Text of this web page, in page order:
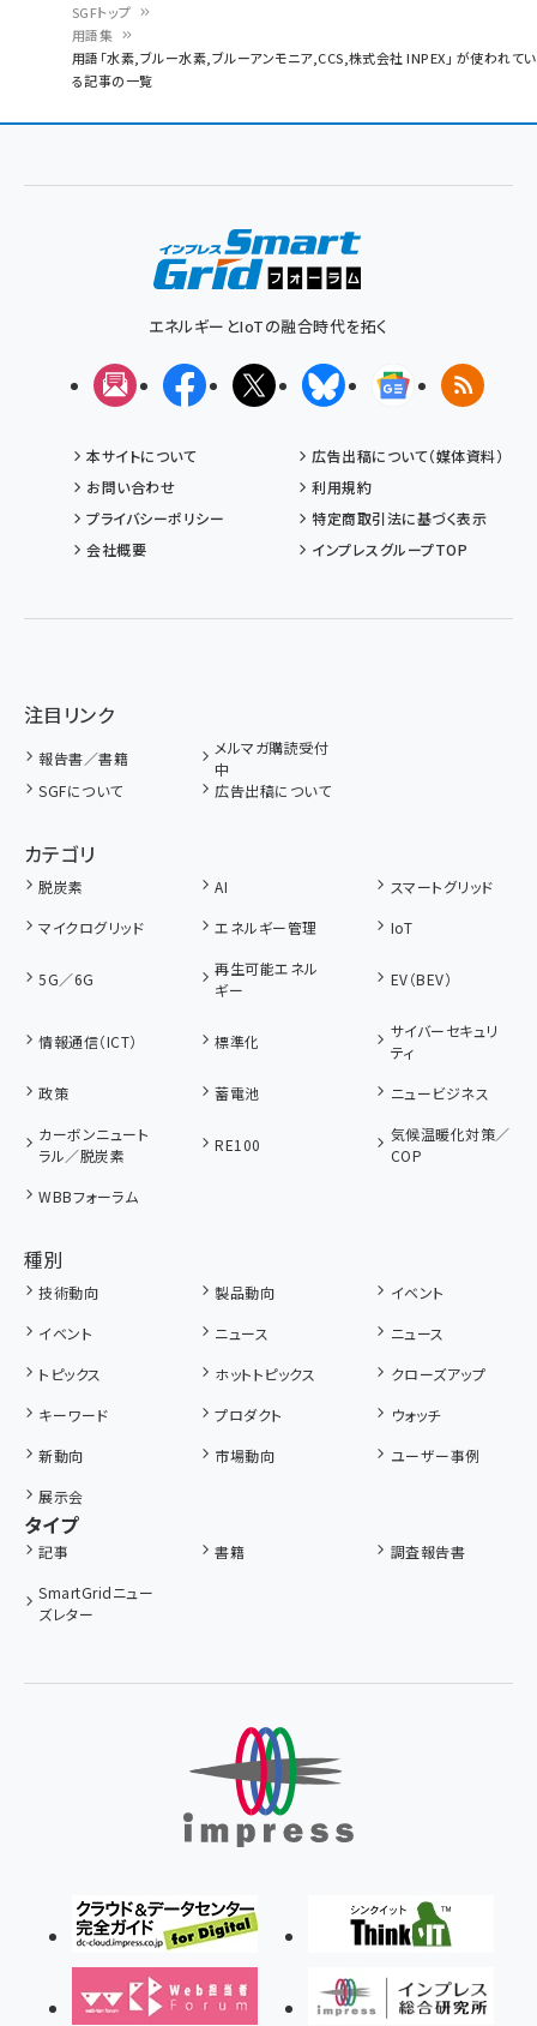
く
SGFトップ
用語集
用語「水素,ブルー水素,ブルーアンモニア,CCS,株式会社 INPEX」 が使われてい
る記事の一覧
エネルギーとIoTの融合時代を拓く
メルマガFacebookX(エックス)BlueskyGoogleニュ
RSS
本サイトについて
広告出稿について（媒体資料）
お問い合わせ
利用規約
プライバシーポリシー
特定商取引法に基づく表示
会社概要
インプレスグループTOP
注目リンク
報告書／書籍
メルマガ購読受付
中
SGFについて
広告出稿について
カテゴリ
脱炭素 AI
スマートグリッド
マイクログリッド
エネルギー管理 IoT
5G／6G
再生可能エネル
ギー
EV（BEV）
情報通信（ICT） 標準化
サイバーセキュリ
ティ
政策
蓄電池
ニュービジネス
カーボンニュート
ラル／脱炭素
RE100
気候温暖化対策／
COP
WBBフォーラム
種別
技術動向 製品動向
イベント
イベント
ニュース
ニュース
トピックス
ホットトピックス
クローズアップ
キーワード
プロダクト
ウォッチ
新動向
市場動向
ユーザー事例
展示会
タイプ
記事 書籍
調査報告書
SmartGridニュー
ズレター